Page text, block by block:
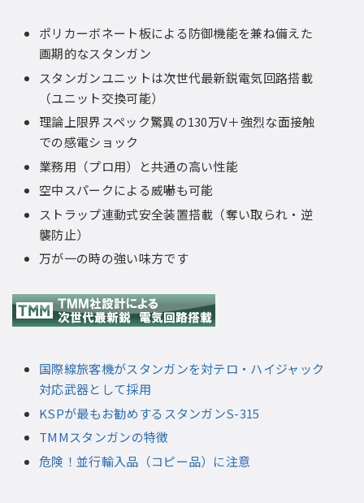
ポリカーボネート板による防御機能を兼ね備えた
画期的なスタンガン
スタンガンユニットは次世代最新鋭電気回路搭載
（ユニット交換可能）
理論上限界スペック驚異の130万V＋強烈な面接触
での感電ショック
業務用（プロ用）と共通の高い性能
空中スパークによる威嚇も可能
ストラップ連動式安全装置搭載（奪い取られ・逆
襲防止）
万が一の時の強い味方です
国際線旅客機がスタンガンを対テロ・ハイジャック
対応武器として採用
KSPが最もお勧めするスタンガンS-315
TMMスタンガンの特徴
危険！並行輸入品（コピー品）に注意